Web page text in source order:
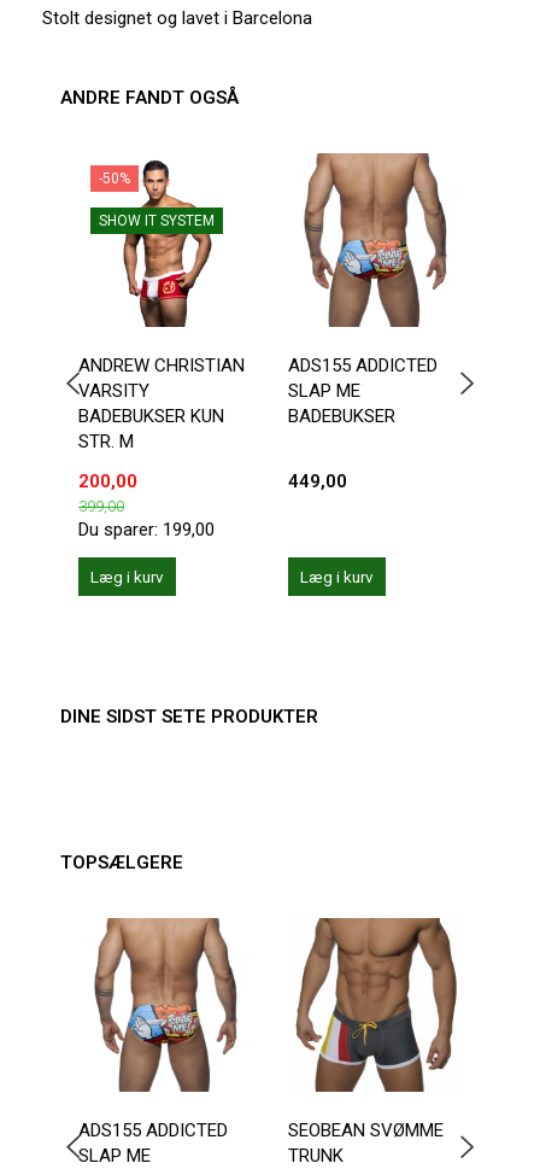
Stolt designet og lavet i Barcelona
ANDRE FANDT OGSÅ
-50%
SHOW IT SYSTEM
ANDREW CHRISTIAN
VARSITY
BADEBUKSER KUN
STR. M
200,00
399,00
Du sparer: 199,00
Læg i kurv
ADS155 ADDICTED
SLAP ME
BADEBUKSER
449,00
Læg i kurv
DINE SIDST SETE PRODUKTER
TOPSÆLGERE
ADS155 ADDICTED
SLAP ME
SEOBEAN SVØMME
TRUNK